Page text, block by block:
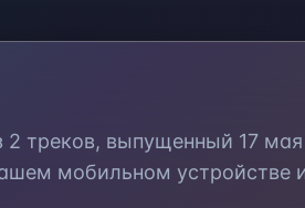
2 треков, выпущенный 17
мобильном